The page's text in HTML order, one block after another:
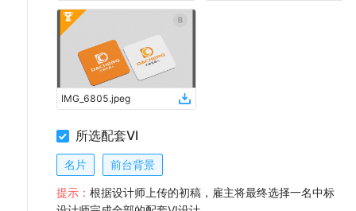
IMG_6805.jpeg
所选配套VI
名片 前台背景
提示： 根据设计师上传的初稿，雇主将最终选择一名中标